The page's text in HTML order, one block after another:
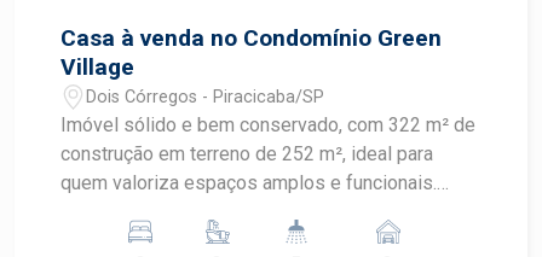
Casa à venda no Condomínio Green
Village
Dois Córregos - Piracicaba/SP
Imóvel sólido e bem conservado, com 322 m² de
construção em terreno de 252 m², ideal para
quem valoriza espaços amplos e funcionais.
todos suítes, com armários 5 banheiros com box